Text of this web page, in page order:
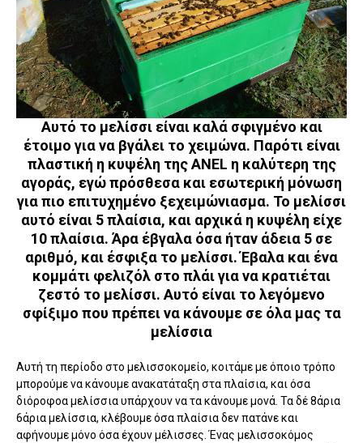
Αυτό το μελίσσι είναι καλά σφιγμένο και
έτοιμο για να βγάλει το χειμώνα. Παρότι είναι
πλαστική η κυψέλη της ANEL η καλύτερη της
αγοράς, εγώ πρόσθεσα και εσωτερική μόνωση
για πιο επιτυχημένο ξεχειμώνιασμα. Το μελίσσι
αυτό είναι 5 πλαίσια, και αρχικά η κυψέλη είχε
10 πλαίσια. Άρα έβγαλα όσα ήταν άδεια 5 σε
αριθμό, και έσφιξα το μελίσσι. Έβαλα και ένα
κομμάτι φελιζόλ στο πλάι για να κρατιέται
ζεστό το μελίσσι. Αυτό είναι το λεγόμενο
σφίξιμο που πρέπει να κάνουμε σε όλα μας τα
μελίσσια
Αυτή τη περίοδο στο μελισσοκομείο, κοιτάμε με όποιο τρόπο
μπορούμε να κάνουμε ανακατάταξη στα πλαίσια, και όσα
διόροφοα μελίσσια υπάρχουν να τα κάνουμε μονά. Τα δέ 8άρια
6άρια μελίσσια, κλέβουμε όσα πλαίσια δεν πατάνε και
αφήνουμε μόνο όσα έχουν μέλισσες. Ένας μελισσοκόμος